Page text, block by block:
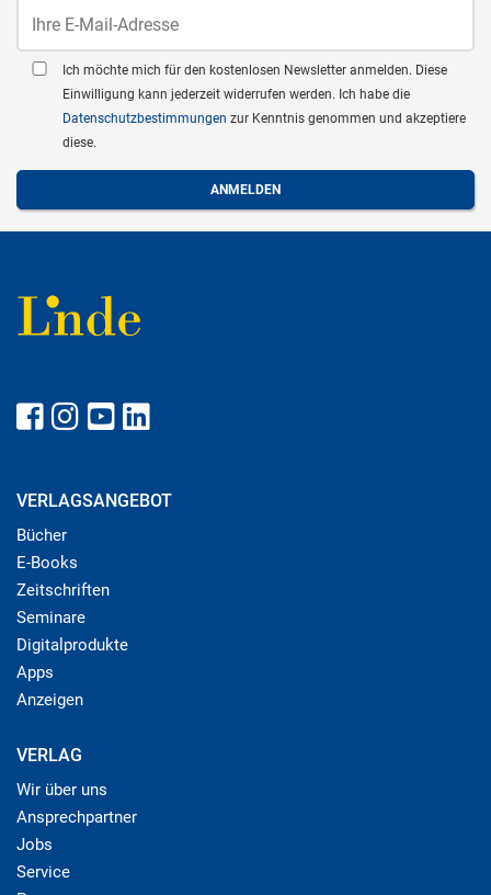
Ich möchte mich für den kostenlosen Newsletter anmelden. Diese
Einwilligung kann jederzeit widerrufen werden. Ich habe die
Datenschutzbestimmungen zur Kenntnis genommen und akzeptiere
diese.
VERLAGSANGEBOT
Bücher
E-Books
Zeitschriften
Seminare
Digitalprodukte
Apps
Anzeigen
VERLAG
Wir über uns
Ansprechpartner
Jobs
Service